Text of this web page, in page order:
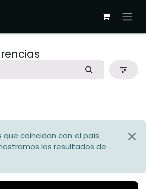
que coincidan con el país
los resultados de